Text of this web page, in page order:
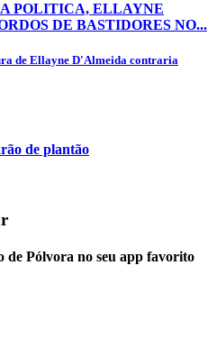
POLITICA, ELLAYNE
DE BASTIDORES NO...
de Ellayne D'Almeida contraria
de plantão
de Pólvora no seu app favorito